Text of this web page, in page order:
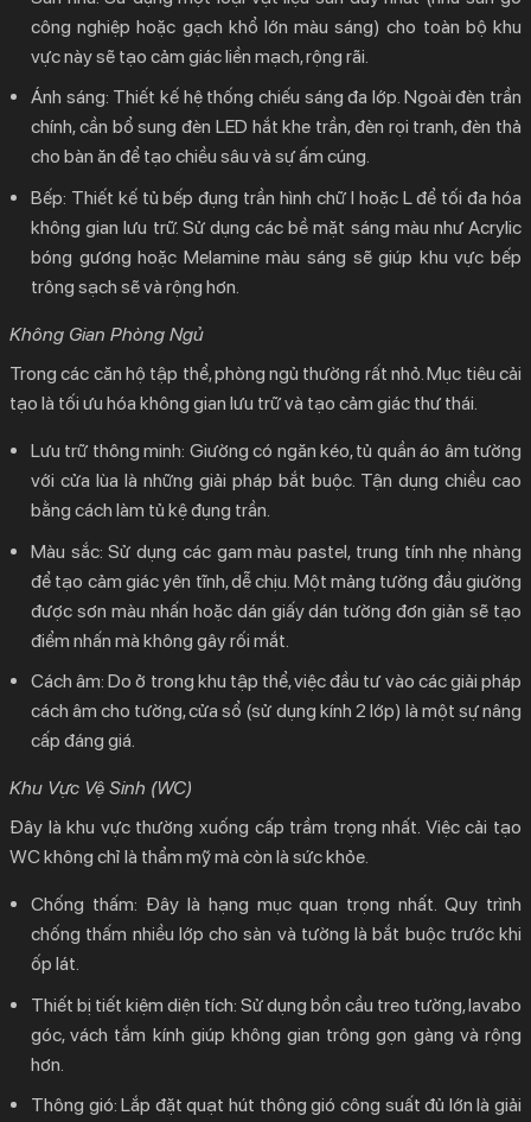
công nghiệp hoặc gạch khổ lớn màu sáng) cho toàn bộ khu
vực này sẽ tạo cảm giác liền mạch, rộng rãi.
Ánh sáng: Thiết kế hệ thống chiếu sáng đa lớp. Ngoài đèn trần
chính, cần bổ sung đèn LED hắt khe trần, đèn rọi tranh, đèn thả
cho bàn ăn để tạo chiều sâu và sự ấm cúng.
Bếp: Thiết kế tủ bếp đụng trần hình chữ I hoặc L để tối đa hóa
không gian lưu trữ. Sử dụng các bề mặt sáng màu như Acrylic
bóng gương hoặc Melamine màu sáng sẽ giúp khu vực bếp
trông sạch sẽ và rộng hơn.
Không Gian Phòng Ngủ
Trong các căn hộ tập thể, phòng ngủ thường rất nhỏ. Mục tiêu cải
tạo là tối ưu hóa không gian lưu trữ và tạo cảm giác thư thái.
Lưu trữ thông minh: Giường có ngăn kéo, tủ quần áo âm tường
với cửa lùa là những giải pháp bắt buộc. Tận dụng chiều cao
bằng cách làm tủ kệ đụng trần.
Màu sắc: Sử dụng các gam màu pastel, trung tính nhẹ nhàng
để tạo cảm giác yên tĩnh, dễ chịu. Một mảng tường đầu giường
được sơn màu nhấn hoặc dán giấy dán tường đơn giản sẽ tạo
điểm nhấn mà không gây rối mắt.
Cách âm: Do ở trong khu tập thể, việc đầu tư vào các giải pháp
cách âm cho tường, cửa sổ (sử dụng kính 2 lớp) là một sự nâng
cấp đáng giá.
Khu Vực Vệ Sinh (WC)
Đây là khu vực thường xuống cấp trầm trọng nhất. Việc cải tạo
WC không chỉ là thẩm mỹ mà còn là sức khỏe.
Chống thấm: Đây là hạng mục quan trọng nhất. Quy trình
chống thấm nhiều lớp cho sàn và tường là bắt buộc trước khi
ốp lát.
Thiết bị tiết kiệm diện tích: Sử dụng bồn cầu treo tường, lavabo
góc, vách tắm kính giúp không gian trông gọn gàng và rộng
hơn.
Thông gió: Lắp đặt quạt hút thông gió công suất đủ lớn là giải